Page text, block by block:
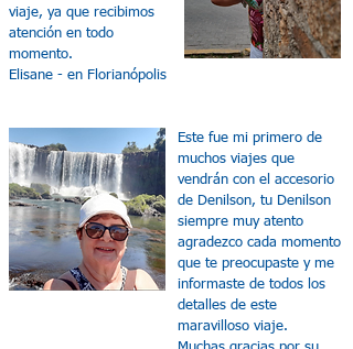
viaje, ya que recibimos
atención en todo
momento.
Elisane - en Florianópolis
Este fue mi primero de
muchos viajes que
vendrán con el accesorio
de Denilson, tu Denilson
siempre muy atento
agradezco cada momento
que te preocupaste y me
informaste de todos los
detalles de este
maravilloso viaje.